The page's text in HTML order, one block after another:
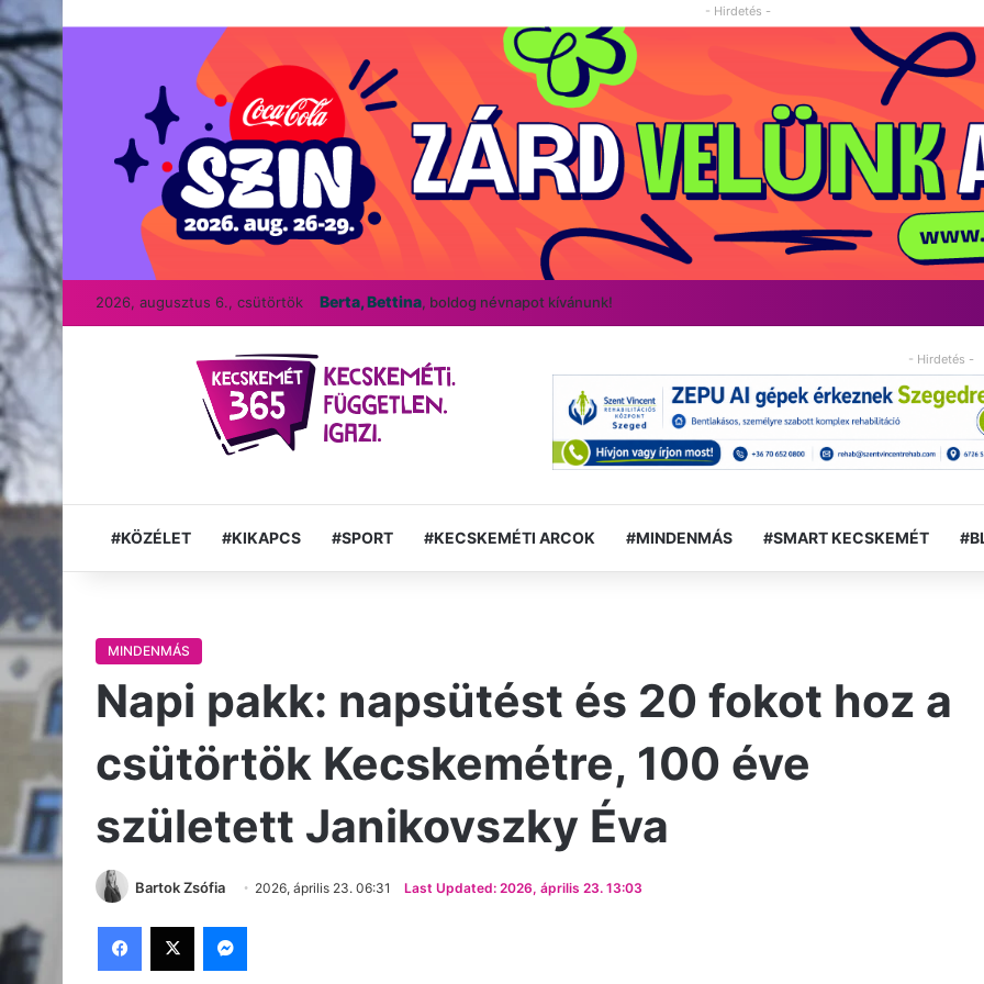
- Hirdetés -
2026, augusztus 6., csütörtök Berta, Bettina, boldog névnapot kívánunk!
- Hirdetés -
#KÖZÉLET #KIKAPCS #SPORT #KECSKEMÉTI ARCOK #MINDENMÁS #SMART KECSKEMÉT
MINDENMÁS
Napi pakk: napsütést és 20 fokot hoz a
csütörtök Kecskemétre, 100 éve
született Janikovszky Éva
Bartok Zsófia 2026, április 23. 06:31 Last Updated: 2026, április 23. 13:03
Facebook
X Messenger